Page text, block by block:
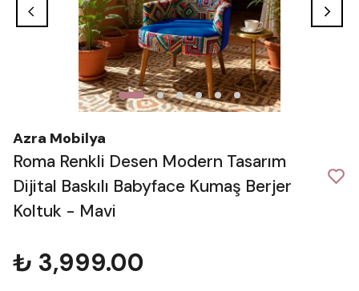
Azra Mobilya
Roma Renkli Desen Modern Tasarım
Dijital Baskılı Babyface Kumaş Berjer
Koltuk - Mavi
₺ 3,999.00